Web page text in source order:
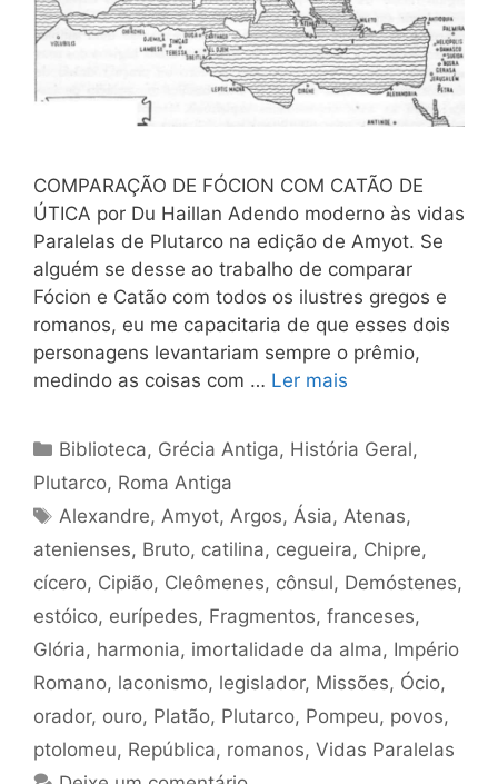
COMPARAÇÃO DE FÓCION COM CATÃO DE
ÚTICA por Du Haillan Adendo moderno às vidas
Paralelas de Plutarco na edição de Amyot. Se
alguém se desse ao trabalho de comparar
Fócion e Catão com todos os ilustres gregos e
romanos, eu me capacitaria de que esses dois
personagens levantariam sempre o prêmio,
medindo as coisas com … Ler mais
Categorias
Biblioteca, Grécia Antiga, História Geral,
Plutarco, Roma Antiga
Tags
Alexandre,Amyot,Argos,Ásia,Atenas,
atenienses, Bruto, catilina, cegueira, Chipre,
cícero, Cipião, Cleômenes, cônsul, Demóstenes,
estóico, eurípedes, Fragmentos, franceses,
Glória, harmonia, imortalidade da alma, Império
Romano, laconismo, legislador, Missões, Ócio,
orador, ouro, Platão, Plutarco, Pompeu, povos,
ptolomeu, República, romanos, Vidas Paralelas